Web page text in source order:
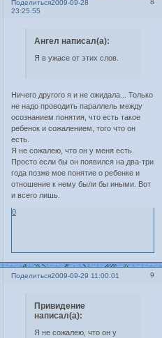
Поделиться 8
2009-09-28
23:25:55
Ангел написал(а):
Я в ужасе от этих слов.
Ничего другого я и не ожидала... Только
не надо проводить параллель между
осознанием понятия, что есть такое
ребенок и сожалением, того что он
есть.
Я не сожалею, что он у меня есть.
Просто если бы он появился на два-три
года позже мое понятие о ребенке и
отношение к нему были бы иными. Вот
и всего лишь.
0
Поделиться 9
2009-09-29 11:00:01
Привидение
написал(а):
Я не сожалею, что он у